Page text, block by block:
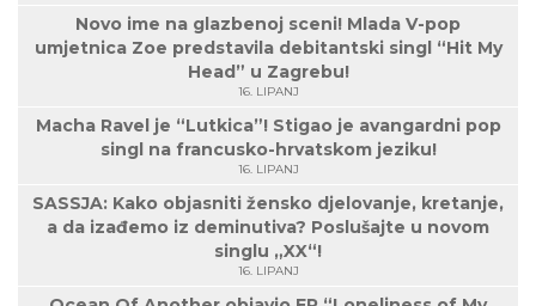
Novo ime na glazbenoj sceni! Mlada V-pop
umjetnica Zoe predstavila debitantski singl “Hit My
Head” u Zagrebu!
16. LIPANJ
Macha Ravel je “Lutkica”! Stigao je avangardni pop
singl na francusko-hrvatskom jeziku!
16. LIPANJ
SASSJA: Kako objasniti žensko djelovanje, kretanje,
a da izađemo iz deminutiva? Poslušajte u novom
singlu „XX“!
16. LIPANJ